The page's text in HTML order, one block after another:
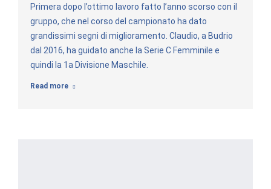
Primera dopo l’ottimo lavoro fatto l’anno scorso con il
gruppo, che nel corso del campionato ha dato
grandissimi segni di miglioramento. Claudio, a Budrio
dal 2016, ha guidato anche la Serie C Femminile e
quindi la 1a Divisione Maschile.
Read more